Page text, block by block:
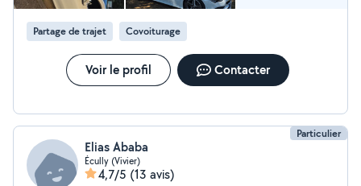
Partage de trajet Covoiturage
Voir le profil Contacter
Particulier
Elias Ababa
Écully (Vivier)
4,7/5 (13 avis)